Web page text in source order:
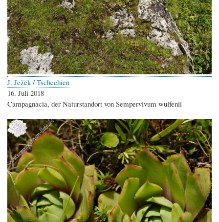
J. Ježek / Tschechien
16. Juli 2018
Campagnacia, der Naturstandort von Sempervivum wulfenii